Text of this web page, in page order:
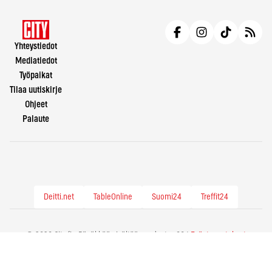
Yhteystiedot
Mediatiedot
Työpaikat
Tilaa uutiskirje
Ohjeet
Palaute
Deitti.net TableOnline Suomi24 Treffit24